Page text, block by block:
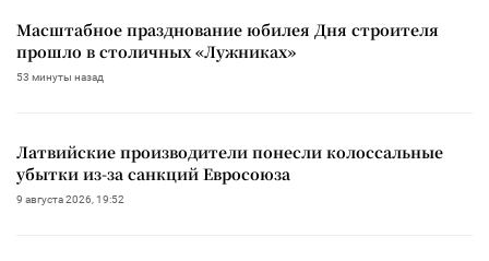
Масштабное празднование юбилея Дня строителя
прошло в столичных «Лужниках»
53 минуты назад
Латвийские производители понесли колоссальные
убытки из-за санкций Евросоюза
9 августа 2026, 19:52